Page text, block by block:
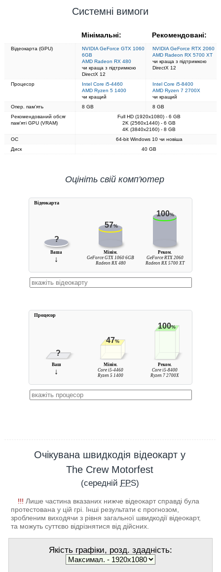
Системні вимоги
Мінімальні: Рекомендовані:
Відеокарта (GPU)
NVIDIA GeForce GTX 1060
6GB
AMD Radeon RX 480
чи краща з підтримкою
DirectX 12
NVIDIA GeForce RTX 2060
AMD Radeon RX 5700 XT
чи краща з підтримкою
DirectX 12
Процесор
Intel Core i5-4460
AMD Ryzen 5 1400
чи кращий
Intel Core i5-8400
AMD Ryzen 7 2700X
чи кращий
Опер. пам'ять
8 GB
8 GB
Рекомендований обсяг
пам'яті GPU (VRAM)
Full HD (1920x1080) - 6 GB
2K (2560x1440) - 6 GB
4K (3840x2160) - 8 GB
ОС
64-bit Windows 10 чи новіша
Диск
40 GB
Оцініть свій комп'ютер
?
57%
100%
Ваша
↓
Мінім.
GeForce GTX 1060 6GB
Radeon RX 480
Реком.
GeForce RTX 2060
Radeon RX 5700 XT
Вiдеокарта
?
47%
100%
Ваш
↓
Мінім.
Core i5-4460
Ryzen 5 1400
Реком.
Core i5-8400
Ryzen 7 2700X
Процесор
Очікувана швидкодія відеокарт у
The Crew Motorfest
(середній FPS)
!!! Лише частина вказаних нижче відеокарт справді була
протестована у цій грі. Інші результати є прогнозом,
зробленим виходячи з рівня загальної швидкодії відеокарт,
та можуть суттєво відрізнятися від дійсних.
Якість графіки, розд. здадність: